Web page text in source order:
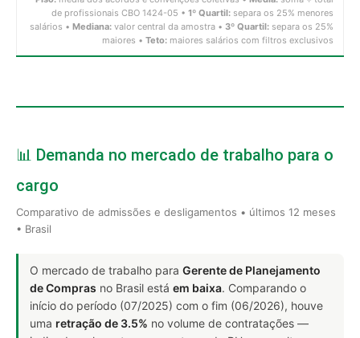
de profissionais CBO 1424-05 • 1º Quartil: separa os 25% menores
salários • Mediana: valor central da amostra • 3º Quartil: separa os 25%
maiores • Teto: maiores salários com filtros exclusivos
📊 Demanda no mercado de trabalho para o
cargo
Comparativo de admissões e desligamentos • últimos 12 meses
• Brasil
O mercado de trabalho para Gerente de Planejamento
de Compras no Brasil está em baixa. Comparando o
início do período (07/2025) com o fim (06/2026), houve
uma retração de 3.5% no volume de contratações —